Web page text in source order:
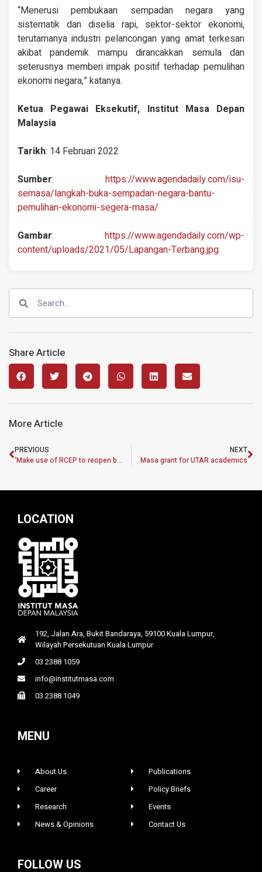
“Menerusi pembukaan sempadan negara yang
sistematik dan diselia rapi, sektor-sektor ekonomi,
terutamanya industri pelancongan yang amat terkesan
akibat pandemik mampu dirancakkan semula dan
seterusnya memberi impak positif terhadap pemulihan
ekonomi negara,” katanya.
Ketua Pegawai Eksekutif, Institut Masa Depan
Malaysia
Tarikh: 14 Februari 2022
Sumber: https://www.agendadaily.com/isu-
semasa/langkah-buka-sempadan-negara-bantu-
pemulihan-ekonomi-segera-masa/
Gambar: https://www.agendadaily.com/wp-
content/uploads/2021/05/Lapangan-Terbang.jpg
Share Article
More Article
PREVIOUS
‘Make use of RCEP to reopen borders’
NEXT
Masa grant for UTAR academics
LOCATION
192, Jalan Ara, Bukit Bandaraya, 59100 Kuala Lumpur,
Wilayah Persekutuan Kuala Lumpur
03 2388 1059
info@institutmasa.com
03 2388 1049
MENU
About Us
Career
Research
News & Opinions
Publications
Policy Briefs
Events
Contact Us
FOLLOW US